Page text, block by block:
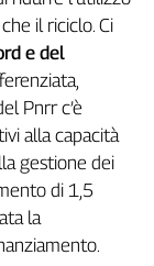
il riciclo. Ci
e del
Pnrr c’è
alla capacità
gestione dei
di 1,5
la